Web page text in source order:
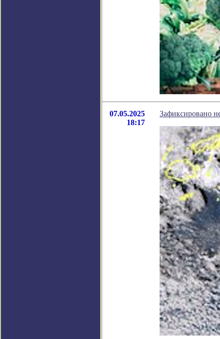
07.05.2025
18:17
Зафиксировано